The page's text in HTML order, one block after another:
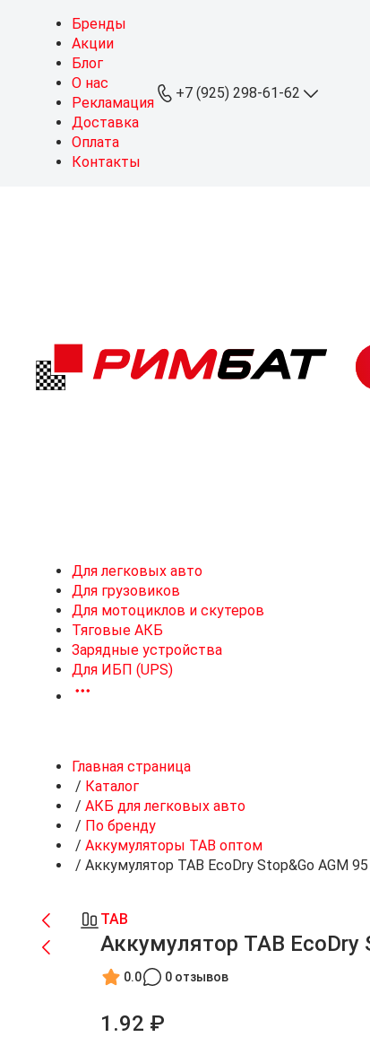
Бренды
Акции
Блог
О нас
Рекламация
Доставка
Оплата
Контакты
+7 (925) 298-61-62
Можайское ш., 165,
Для легковых авто
Для грузовиков
Для мотоциклов и скутеров
Тяговые АКБ
Зарядные устройства
Для ИБП (UPS)
Главная страница
/ Каталог
/ АКБ для легковых авто
/ По бренду
/ Аккумуляторы TAB оптом
/ Аккумулятор TAB EcoDry Stop&Go AGM
TAB
Аккумулятор TAB EcoDry
0.0 0 отзывов
1.92 ₽